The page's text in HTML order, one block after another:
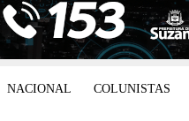
NACIONAL COLUNISTAS